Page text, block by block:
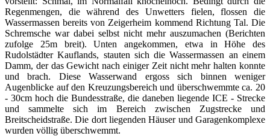
Regenmengen, die während des Unwetters fielen, flossen die
Wassermassen bereits von Zeigerheim kommend Richtung Tal. Die
Schremsche war dabei selbst nicht mehr auszumachen (Berichten
zufolge 25m breit). Unten angekommen, etwa in Höhe des
Rudolstädter Kauflands, stauten sich die Wassermassen an einem
Damm, der das Gewicht nach einiger Zeit nicht mehr halten konnte
und brach. Diese Wasserwand ergoss sich binnen weniger
Augenblicke auf den Kreuzungsbereich und überschwemmte ca. 20
- 30cm hoch die Bundesstraße, die daneben liegende ICE - Strecke
und sammelte sich im Bereich zwischen Zugstrecke und
Breitscheidstraße. Die dort liegenden Häuser und Garagenkomplexe
wurden völlig überschwemmt.